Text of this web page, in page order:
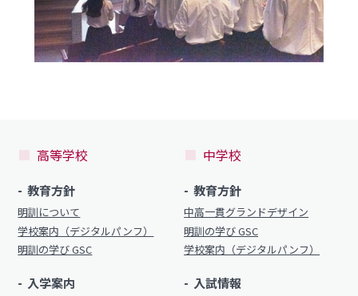
高等学校
教育方針
明訓について
学校案内（デジタルパンフ）
明訓の学び GSC
入学案内
中学校
教育方針
中高一貫グランドデザイン
明訓の学び GSC
学校案内（デジタルパンフ）
入試情報